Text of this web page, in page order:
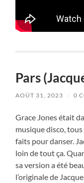
Pars
AOÛT 31, 2023 / 0
Grace Jones était
musique disco,
faits pour danser.
loin de tout ça.
sa version a été
l’originale de